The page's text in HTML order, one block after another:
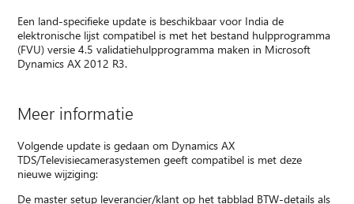
Een land-specifieke update is beschikbaar voor India de
elektronische lijst compatibel is met het bestand hulpprogramma
(FVU) versie 4.5 validatiehulpprogramma maken in Microsoft
Dynamics AX 2012 R3.
Meer informatie
Volgende update is gedaan om Dynamics AX
TDS/Televisiecamerasystemen geeft compatibel is met deze
nieuwe wijziging:
De master setup leverancier/klant op het tabblad BTW-details als